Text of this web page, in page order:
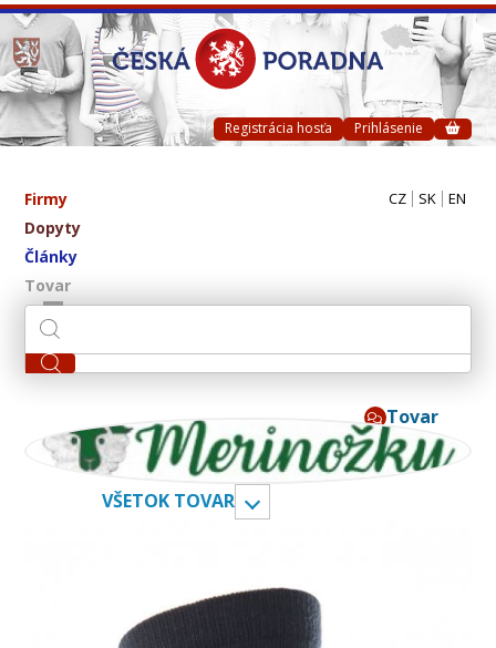
Registrácia hosťa Prihlásenie
Firmy
Dopyty
Články
Tovar
CZ SK EN
Tovar
Merinox s.r.o.
VŠETOK TOVAR